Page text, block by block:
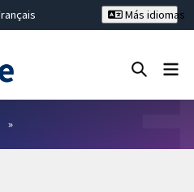
文
Más idiomas